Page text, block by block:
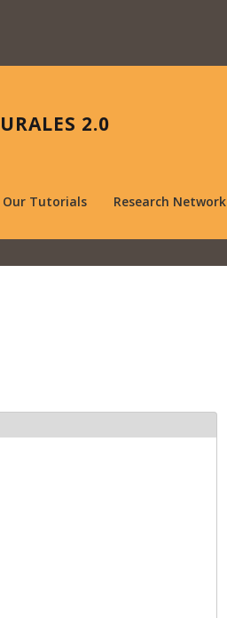
2.0
Our Tutorials Research Network